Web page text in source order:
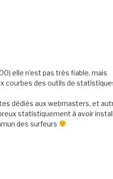
elle n’est pas très fiable, mais
courbes des outils de
dédiés aux webmasters, et
statistiquement à avoir
des surfeurs